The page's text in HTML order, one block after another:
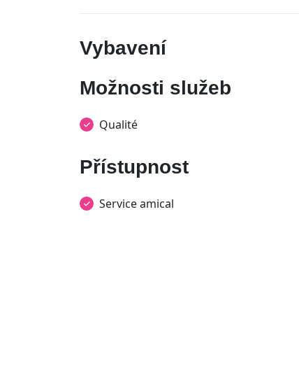
Vybavení
Možnosti služeb
Qualité
Přístupnost
Service amical